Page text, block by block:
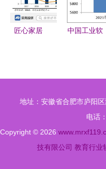
发
匠心家居
场发展
中国工业软
地址：安徽省合肥市庐阳
电话
Copyright © 2026
技有限公司 教育行业